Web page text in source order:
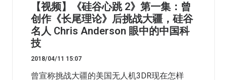
【视频】《硅谷心跳 2》第一集：曾
创作《长尾理论》后挑战大疆，硅谷
名人 Chris Anderson 眼中的中国科
技
2018/04/11 15:07
曾宣称挑战大疆的美国无人机3DR现在怎样